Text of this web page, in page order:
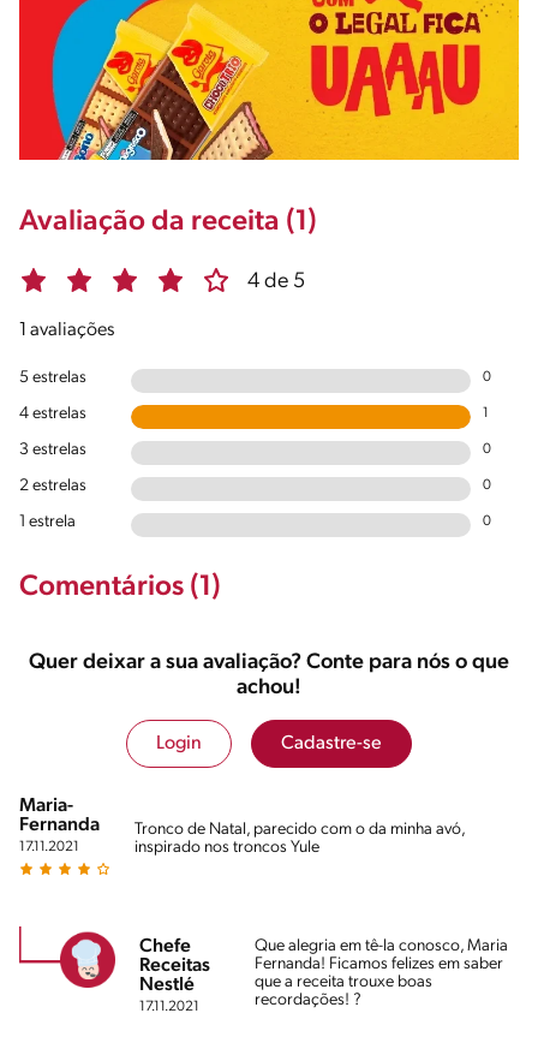
Avaliação da receita (1)
4 de 5
1 avaliações
5 estrelas 0
4 estrelas
3 estrelas 0
2 estrelas 0
1 estrela 0
Comentários (1)
Quer deixar a sua avaliação? Conte para nós o que
achou!
Login Cadastre-se
Maria-
Fernanda
17.11.2021
Tronco de Natal, parecido com o da minha avó,
inspirado nos troncos Yule
Chefe
Receitas
Nestlé
17.11.2021
Que alegria em tê-la conosco, Maria
Fernanda! Ficamos felizes em saber
que a receita trouxe boas
recordações! ?